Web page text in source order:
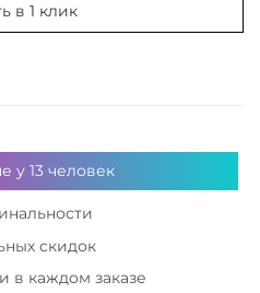
в 1 клик
у13 человек
скидок
в каждом заказе